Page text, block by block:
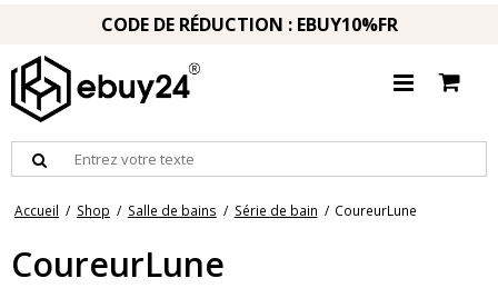
CODE DE RÉDUCTION : EBUY10%FR
Accueil / Shop / Salle de bains / Série de bain / CoureurLune
CoureurLune